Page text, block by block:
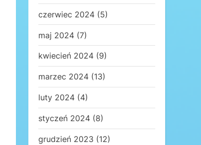
czerwiec 2024 (5)
maj 2024 (7)
kwiecień 2024 (9)
marzec 2024 (13)
luty 2024 (4)
styczeń 2024 (8)
grudzień 2023 (12)